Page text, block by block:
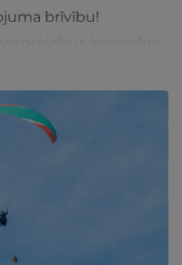
brīvību!
iespaidus